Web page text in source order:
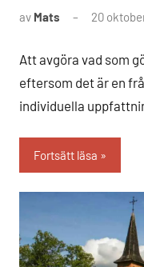
av Mats 20
Att avgöra vad som
eftersom det är en
individuella
Fortsätt läsa